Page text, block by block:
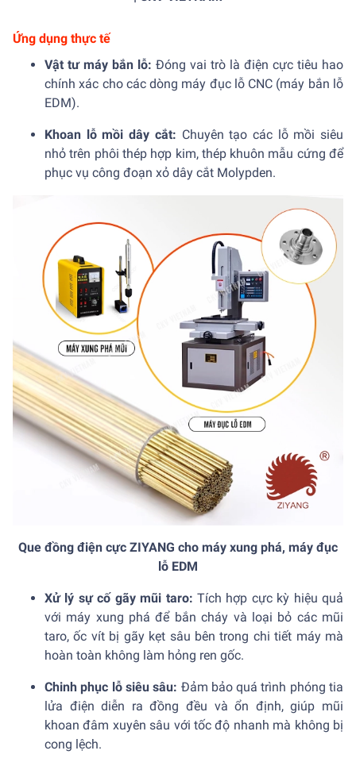
Ứng dụng thực tế
Vật tư máy bắn lỗ: Đóng vai trò là điện cực tiêu hao
chính xác cho các dòng máy đục lỗ CNC (máy bắn lỗ
EDM).
Khoan lỗ mồi dây cắt: Chuyên tạo các lỗ mồi siêu
nhỏ trên phôi thép hợp kim, thép khuôn mẫu cứng để
phục vụ công đoạn xỏ dây cắt Molypden.
Que đồng điện cực ZIYANG cho máy xung phá, máy đục
lỗ EDM
Xử lý sự cố gãy mũi taro: Tích hợp cực kỳ hiệu quả
với máy xung phá để bắn cháy và loại bỏ các mũi
taro, ốc vít bị gãy kẹt sâu bên trong chi tiết máy mà
hoàn toàn không làm hỏng ren gốc.
Chinh phục lỗ siêu sâu: Đảm bảo quá trình phóng tia
lửa điện diễn ra đồng đều và ổn định, giúp mũi
khoan đâm xuyên sâu với tốc độ nhanh mà không bị
cong lệch.